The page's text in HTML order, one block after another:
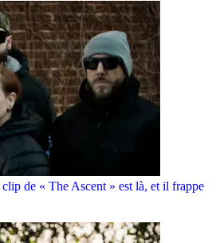
de « The Ascent » est là, et il frappe